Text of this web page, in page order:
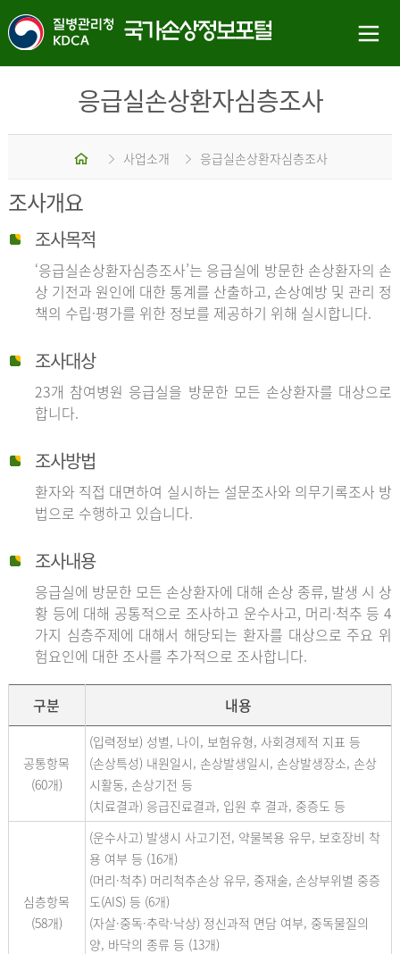
응급실손상환자심층조사
홈 사업소개 응급실손상환자심층조사
조사개요
조사목적
‘응급실손상환자심층조사’는 응급실에 방문한 손상환자의 손
상 기전과 원인에 대한 통계를 산출하고, 손상예방 및 관리 정
책의 수립·평가를 위한 정보를 제공하기 위해 실시합니다.
조사대상
23개 참여병원 응급실을 방문한 모든 손상환자를 대상으로
합니다.
조사방법
환자와 직접 대면하여 실시하는 설문조사와 의무기록조사 방
법으로 수행하고 있습니다.
조사내용
응급실에 방문한 모든 손상환자에 대해 손상 종류, 발생 시 상
황 등에 대해 공통적으로 조사하고 운수사고, 머리·척추 등 4
가지 심층주제에 대해서 해당되는 환자를 대상으로 주요 위
험요인에 대한 조사를 추가적으로 조사합니다.
구분 내용
공통항목
(60개)
(입력정보) 성별, 나이, 보험유형, 사회경제적 지표 등
(손상특성) 내원일시, 손상발생일시, 손상발생장소, 손상
시활동, 손상기전 등
(치료결과) 응급진료결과, 입원 후 결과, 중증도 등
심층항목
(58개)
(운수사고) 발생시 사고기전, 약물복용 유무, 보호장비 착
용 여부 등 (16개)
(머리·척추) 머리척추손상 유무, 중재술, 손상부위별 중증
도(AIS) 등 (6개)
(자살·중독·추락·낙상) 정신과적 면담 여부, 중독물질의
양, 바닥의 종류 등 (13개)